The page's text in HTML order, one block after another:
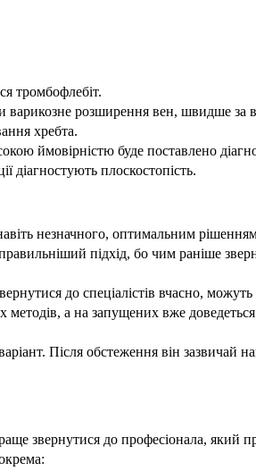
тромбофлебіт.
розширення вен, швидше за
хребта.
ймовірністю буде поставлено
діагностують плоскостопість.
незначного, оптимальним
підхід, бо чим раніше
до спеціалістів вчасно,
а на запущених вже
Після обстеження він зазвичай
звернутися до професіонала, який